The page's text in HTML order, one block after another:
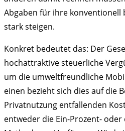
Abgaben für ihre konventionell
stark steigen.
Konkret bedeutet das: Der
hochattraktive steuerliche
um die umweltfreundliche
einen bezieht sich dies auf die
Privatnutzung entfallenden
entweder die Ein-Prozent-